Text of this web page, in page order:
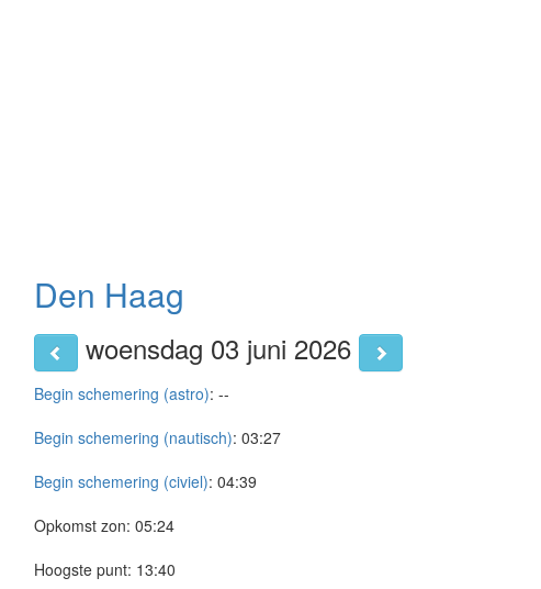
Den Haag
woensdag 03 juni 2026
Begin schemering (astro): --
Begin schemering (nautisch): 03:27
Begin schemering (civiel): 04:39
Opkomst zon: 05:24
Hoogste punt: 13:40